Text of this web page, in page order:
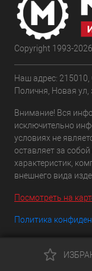
Copyright 1993-
Наш адрес: 215010,
Поличня, Новая ул,
Внимание! Вся
исключительно
условиях не
оставляет за
характеристик,
внешнего вида
Посмотреть на
Политика